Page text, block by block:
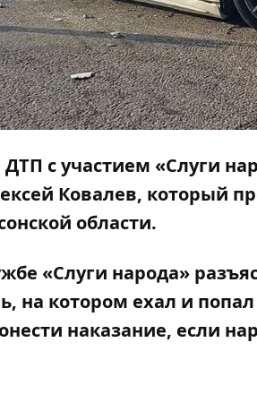
с участием «Слуги
Ковалев, который
области.
«Слуги народа»
на котором ехал и
наказание, если